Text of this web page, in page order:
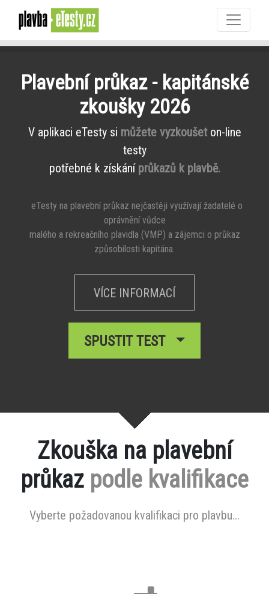
Plavební průkaz - kapitánské
zkoušky 2026
V aplikaci eTesty si můžete vyzkoušeton-line
testy
potřebné k získání průkazů k plavbě.
eTesty na plavební průkaz nejčastěji využívají žadatelé o
oprávnění vůdce
malého a rekreačního plavidla (VMP) a zájemci o průkaz
způsobilosti kapitána.
VÍCE INFORMACÍ
SPUSTIT TEST
Zkouška na plavební
průkaz podle kvalifikace
Vyberte požadovanou kvalifikaci pro plavbu...